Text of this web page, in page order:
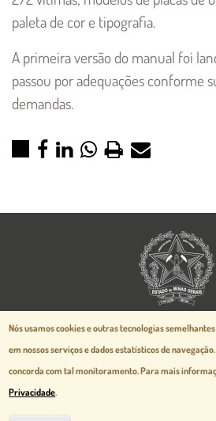
paleta de cor e tipografia.
A primeira versão do manual foi
passou por adequações conforme
demandas.
Aspectos legais e
Política de Privacidade
Mapa do Site
Nós usamos cookies e outras tecnologias
em nossos serviços e dados estatísticos de
concorda com tal monitoramento. Para mais
Privacidade.